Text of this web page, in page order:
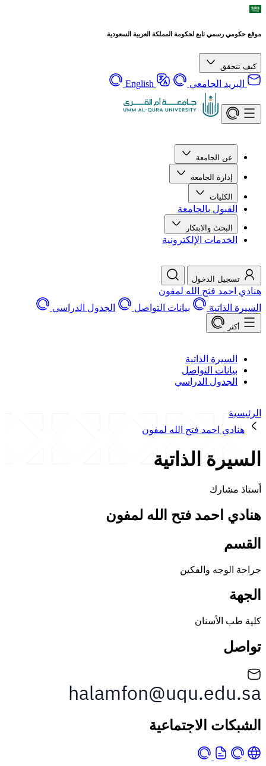
تابع لحكومة المملكة العربية السعودية
الجامعي English
الجامعة
الجامعة
بالجامعة
والابتكار
الإلكترونية
الدخول
فتح الله لمفون
بيانات التواصل الجدول الدراسي
الذاتية
التواصل
الدراسي
احمد فتح الله لمفون
الذاتية
احمد فتح الله لمفون
والفكين
الأسنان
الاجتماعية